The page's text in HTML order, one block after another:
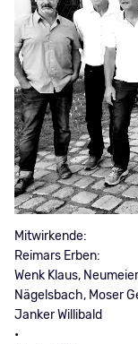
Mitwirkende:
Reimars Erben:
Wenk Klaus,
Nägelsbach, Moser
Janker Willibald
•